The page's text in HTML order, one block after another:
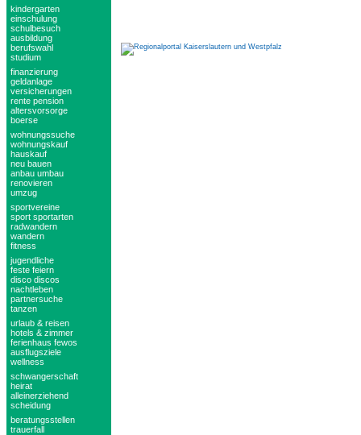
kindergarten
einschulung
schulbesuch
ausbildung
berufswahl
studium
finanzierung
geldanlage
versicherungen
rente pension
altersvorsorge
boerse
wohnungssuche
wohnungskauf
hauskauf
neu bauen
anbau umbau
renovieren
umzug
sportvereine
sport sportarten
radwandern
wandern
fitness
jugendliche
feste feiern
disco discos
nachtleben
partnersuche
tanzen
urlaub & reisen
hotels & zimmer
ferienhaus fewos
ausflugsziele
wellness
schwangerschaft
heirat
alleinerziehend
scheidung
beratungsstellen
trauerfall